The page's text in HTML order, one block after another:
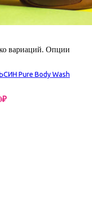
вариаций. Опции
Pure Body Wash